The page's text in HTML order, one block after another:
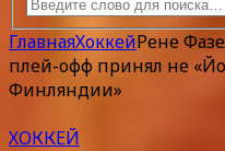
ГлавнаяХоккейРене
плей-офф принял не
Финляндии»
ХОККЕЙ